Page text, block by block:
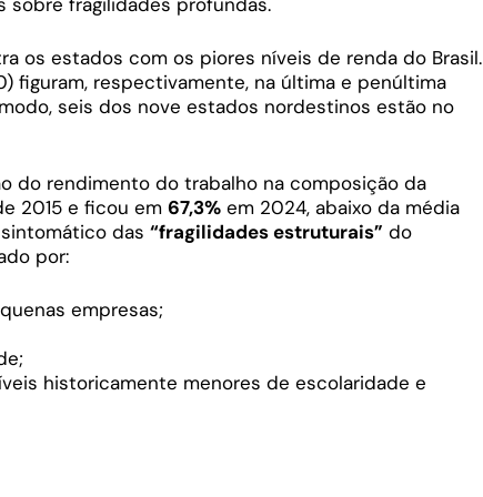
os estados com os piores níveis de renda do Brasil.
figuram, respectivamente, na última e penúltima
seis dos nove estados nordestinos estão no
do rendimento do trabalho na composição da
2015 e ficou em 67,3% em 2024, abaixo da média
sintomático das “fragilidades estruturais” do
por:
empresas;
historicamente menores de escolaridade e